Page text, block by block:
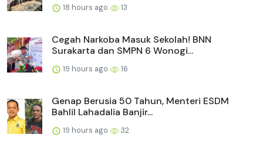
18 hours ago 13
Cegah Narkoba Masuk Sekolah! BNN
Surakarta dan SMPN 6 Wonogi...
19 hours ago 16
Genap Berusia 50 Tahun, Menteri ESDM
Bahlil Lahadalia Banjir...
19 hours ago 32